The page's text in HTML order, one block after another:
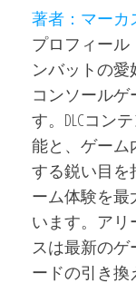
著者：マーカ
プロフィール
ンバットの愛
コンソールゲ
す。DLCコン
能と、ゲーム
する鋭い目を
ーム体験を最
います。アリ
スは最新のゲ
ードの引き換